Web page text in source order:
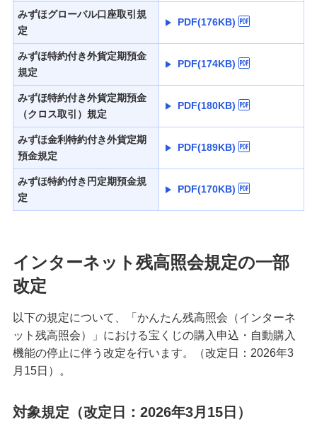
みずほグローバル口座取引規
定
PDF(176KB)
みずほ特約付き外貨定期預金
規定
PDF(174KB)
みずほ特約付き外貨定期預金
（クロス取引）規定
PDF(180KB)
みずほ金利特約付き外貨定期
預金規定
PDF(189KB)
みずほ特約付き円定期預金規
定
PDF(170KB)
インターネット残高照会規定の一部
改定
以下の規定について、「かんたん残高照会（インターネ
ット残高照会）」における宝くじの購入申込・自動購入
機能の停止に伴う改定を行います。（改定日：2026年3
月15日）。
対象規定（改定日：2026年3月15日）